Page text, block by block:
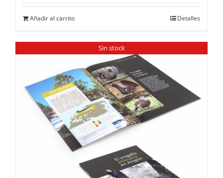
Añadir al carrito Detalles
Sin stock